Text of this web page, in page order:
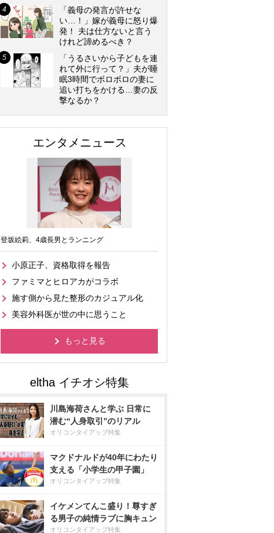
「義母の発言が許せな
い…！」嫁が義母に怒り爆
発！ 夫は仕方ないと言う
けれど諦めるべき？
「うるさいから子どもを連
れて外に行って？」夫が睡
眠3時間でボロボロの妻に
追い打ちをかける…妻の反
撃なるか？
エンタメニュース
登坂絵莉、4歳長男とランニング
小原正子、資格取得を報告
ファミマとヒロアカがコラボ
施す側から見た整形のカジュアル化
美容外科医が世の中に思うこと
もっと見る
川島海荷さんと学ぶ 日常に
潜む“人身取引”のリアル
オリコンタイアップ特集
マクドナルドが40年にわたり
支える「小学生の甲子園」
オリコンタイアップ特集
イケメンてんこ盛り！尊すぎ
る男子の純情ラブに胸キュン
オリコンタイアップ特集